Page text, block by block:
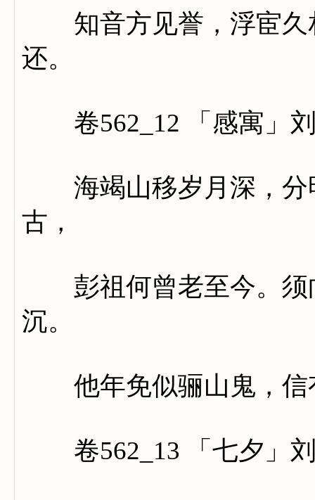
知音方见誉，浮宦久
还。
卷562_12 「感寓」
海竭山移岁月深，分
古，
彭祖何曾老至今。须
沉。
他年免似骊山鬼，信
卷562_13 「七夕」